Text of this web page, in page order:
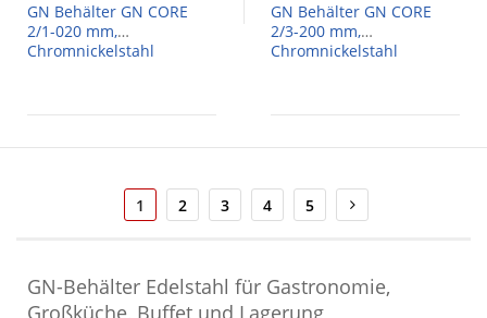
GN Behälter GN CORE
2/1-020 mm,
Chromnickelstahl
GN Behälter GN CORE
2/3-200 mm,
Chromnickelstahl
Seite
Sie
lesen
gerade
1 Seite
2 Seite
3 Seite
4 Seite
5 Seite
Weiter
GN-Behälter Edelstahl für Gastronomie,
Großküche, Buffet und Lagerung